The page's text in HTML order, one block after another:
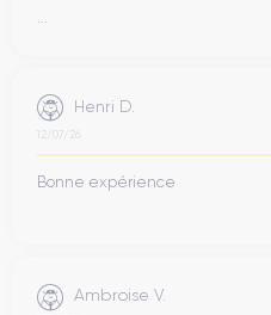
Henri D.
12/07/26
Bonne expérience
Ambroise V.